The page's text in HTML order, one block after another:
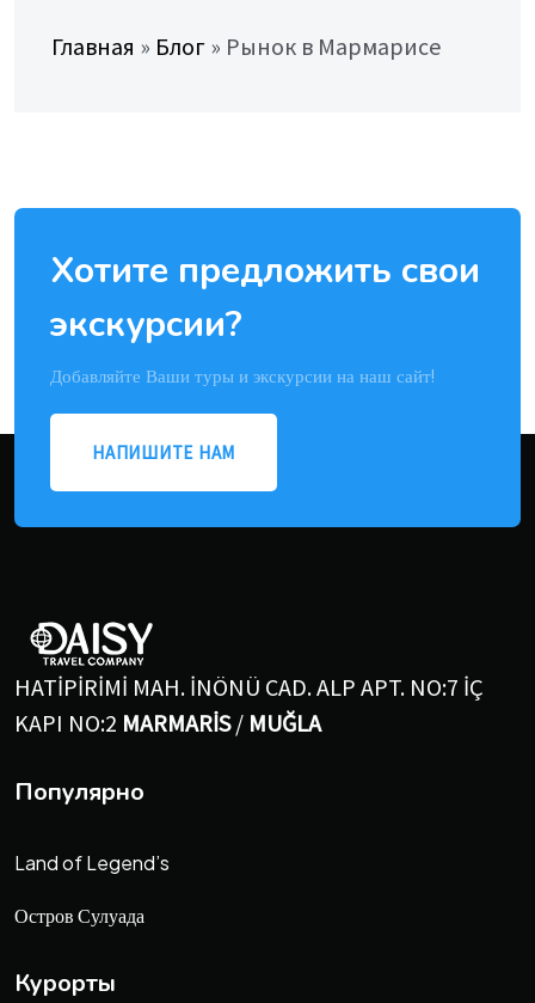
Главная » Блог » Рынок в Мармарисе
Хотите предложить свои
экскурсии?
Добавляйте Ваши туры и экскурсии на наш сайт!
НАПИШИТЕ НАМ
HATİPİRİMİ MAH. İNÖNÜ CAD. ALP APT. NO:7 İÇ
KAPI NO:2 MARMARİS/ MUĞLA
Популярно
Land of Legend’s
Остров Сулуада
Курорты